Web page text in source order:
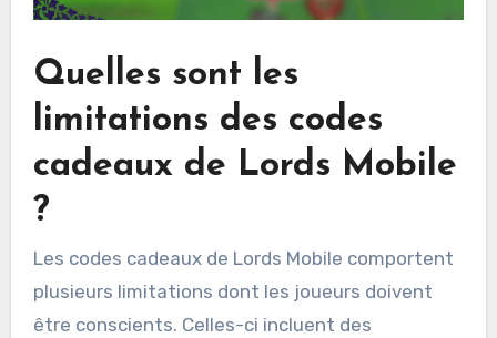
Quelles sont les
limitations des codes
cadeaux de Lords Mobile
?
Les codes cadeaux de Lords Mobile comportent
plusieurs limitations dont les joueurs doivent
être conscients. Celles-ci incluent des